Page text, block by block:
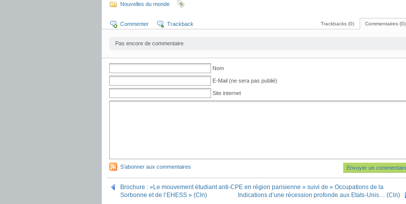
Nouvelles du monde
Commentaires (0)
Trackbacks (0)
Commenter Trackback
Pas encore de commentaire
Nom
E-Mail (ne sera pas publié)
Site internet
S'abonner aux commentaires
Brochure : »Le mouvement étudiant anti-CPE en région parisienne » suivi de « Occupations de la
Sorbonne et de l’EHESS » (Cln)
Indications d’une récession profonde aux Etats-Unis… (Cln)